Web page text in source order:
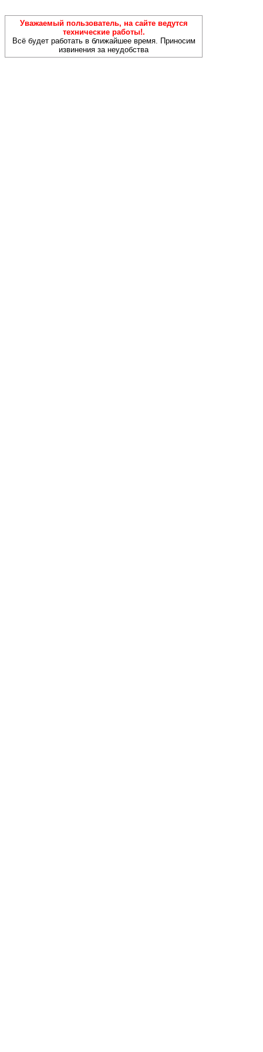
Уважаемый пользователь, на сайте ведутся
технические работы!.
Всё будет работать в ближайшее время. Приносим
извинения за неудобства